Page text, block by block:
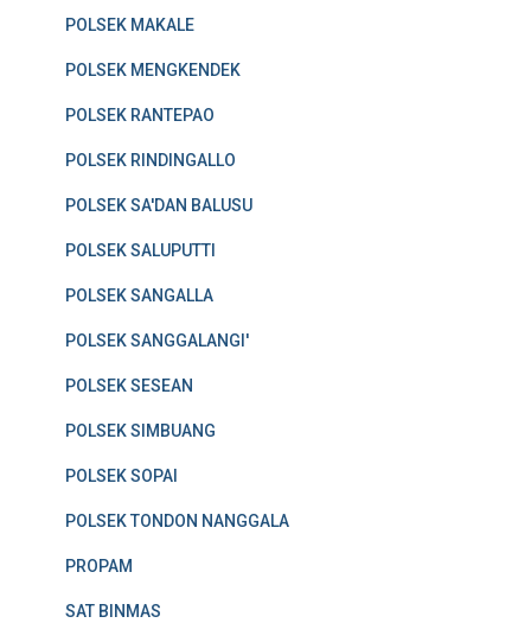
POLSEK MAKALE
POLSEK MENGKENDEK
POLSEK RANTEPAO
POLSEK RINDINGALLO
POLSEK SA'DAN BALUSU
POLSEK SALUPUTTI
POLSEK SANGALLA
POLSEK SANGGALANGI'
POLSEK SESEAN
POLSEK SIMBUANG
POLSEK SOPAI
POLSEK TONDON NANGGALA
PROPAM
SAT BINMAS